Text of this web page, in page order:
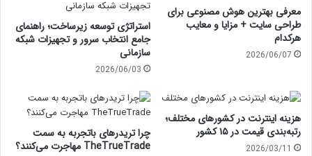
معرفی بهترین هوش مصنوعی برای
طراحی سایت + مزایا و معایب
هرکدام
2026/06/07
استراتژی توسعه زیرساخت؛ راهنمای
جامع انتخاب سرور و تجهیزات شبکه
سازمانی
2026/06/03
هزینه اینترنت در کشورهای مختلف؛
رتبه‌بندی قیمت در ۱۵ کشور
2026/03/11
چرا تریدرهای باتجربه به سمت
TheTrueTrade مهاجرت می‌کنند؟